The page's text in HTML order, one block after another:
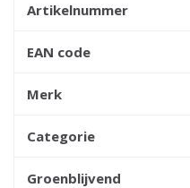
Artikelnummer
EAN code
Merk
Categorie
Groenblijvend